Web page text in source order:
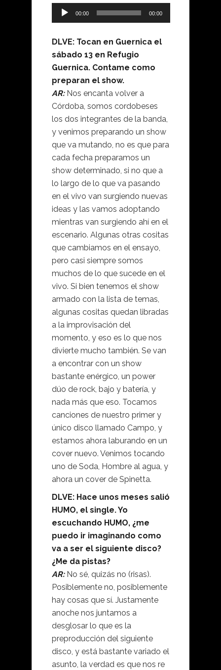
Reproductor
audio
00:00 00:00
DLVE: Tocan en Guernica el
sábado 13 en Refugio
Guernica. Contame como
preparan el show.
AR:Nos encanta volver a
Córdoba, somos cordobeses
los dos integrantes de la banda,
y venimos preparando un show
que va mutando, no es que para
cada fecha preparamos un
show determinado, si no que a
lo largo de lo que va pasando
en el vivo van surgiendo nuevas
ideas y las vamos adoptando
mientras van surgiendo ahí en el
escenario. Algunas otras cositas
que cambiamos en el ensayo,
pero casi siempre somos
muchos de lo que sucede en el
vivo. Si bien tenemos el show
armado con la lista de temas,
algunas cositas quedan libradas
a la improvisación del
momento, y eso es lo que nos
divierte mucho también. Se van
a encontrar con un show
bastante enérgico, un power
dúo de rock, bajo y batería, y
nada más que eso. Tocamos
canciones de nuestro primer y
único disco llamado Campo, y
estamos ahora laburando en un
cover nuevo. Venimos tocando
uno de Soda, Hombre al agua, y
ahora un cover de Spinetta.
DLVE: Hace unos meses salió
HUMO, el single. Yo
escuchando HUMO, ¿me
puedo ir imaginando como
va a ser el siguiente disco?
¿Me da pistas?
AR:No sé, quizás no (risas).
Posiblemente no, posiblemente
hay cosas que sí. Justamente
anoche nos juntamos a
desglosar lo que es la
preproducción del siguiente
disco, y está bastante variado el
asunto, la verdad es que nos re